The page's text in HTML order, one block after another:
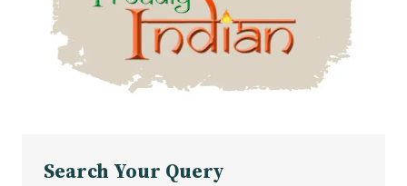
Search Your Query